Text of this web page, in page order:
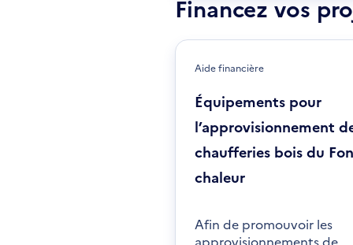
Financez vos
Aide financière
Équipements pour
l’approvisionnement
chaufferies bois du
chaleur
Afin de promouvoir les
approvisionnements de